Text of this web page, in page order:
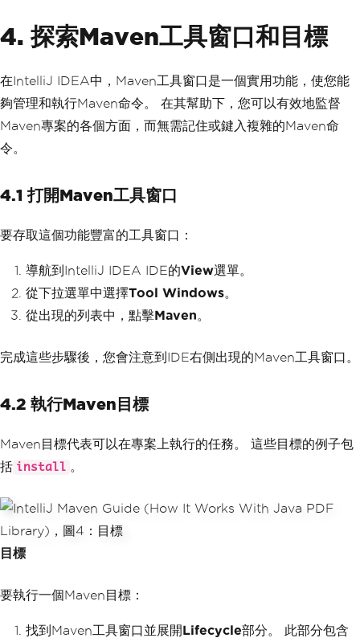
4. 探索Maven工具窗口和目標
在IntelliJ IDEA中，Maven工具窗口是一個實用功能，使您能
夠管理和執行Maven命令。 在其幫助下，您可以有效地監督
Maven專案的各個方面，而無需記住或鍵入複雜的Maven命
令。
4.1 打開Maven工具窗口
要存取這個功能豐富的工具窗口：
導航到IntelliJ IDEA IDE的View選單。
從下拉選單中選擇Tool Windows。
從出現的列表中，點擊Maven。
完成這些步驟後，您會注意到IDE右側出現的Maven工具窗口。
4.2 執行Maven目標
Maven目標代表可以在專案上執行的任務。 這些目標的例子包
括 install 。
目標
要執行一個Maven目標：
找到Maven工具窗口並展開Lifecycle部分。 此部分包含